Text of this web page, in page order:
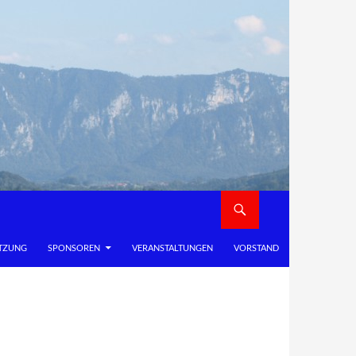
SPONSOREN VERANSTALTUNGEN VORSTAND